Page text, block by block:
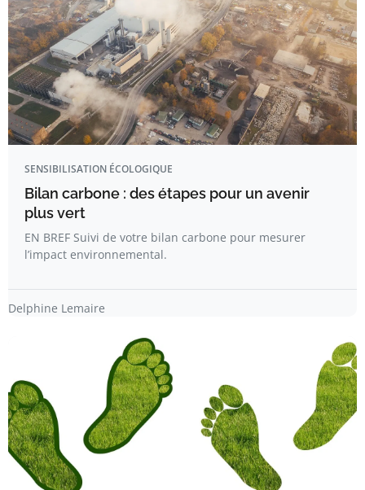
SENSIBILISATION ÉCOLOGIQUE
Bilan carbone : des étapes pour un avenir
plus vert
EN BREF Suivi de votre bilan carbone pour mesurer
l’impact environnemental.
Delphine Lemaire